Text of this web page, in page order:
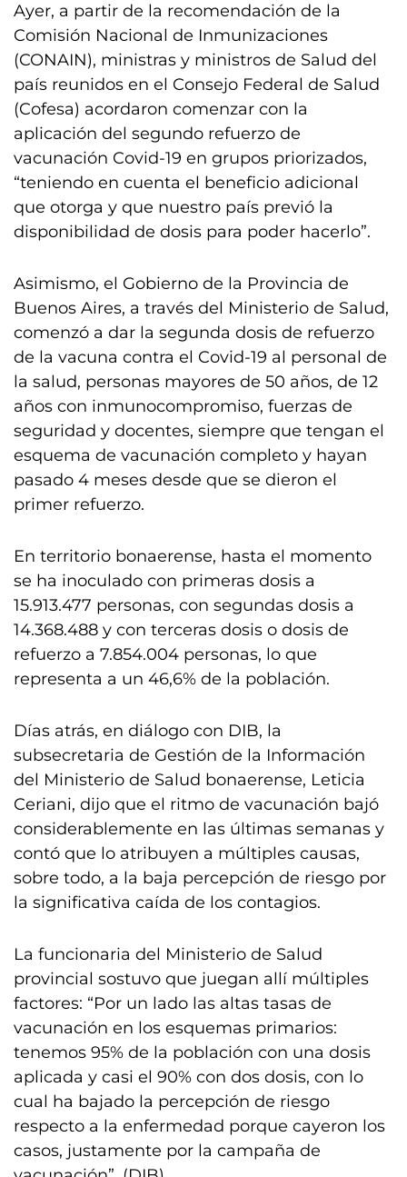
Ayer, a partir de la recomendación de la
Comisión Nacional de Inmunizaciones
(CONAIN), ministras y ministros de Salud del
país reunidos en el Consejo Federal de Salud
(Cofesa) acordaron comenzar con la
aplicación del segundo refuerzo de
vacunación Covid-19 en grupos priorizados,
“teniendo en cuenta el beneficio adicional
que otorga y que nuestro país previó la
disponibilidad de dosis para poder hacerlo”.
Asimismo, el Gobierno de la Provincia de
Buenos Aires, a través del Ministerio de Salud,
comenzó a dar la segunda dosis de refuerzo
de la vacuna contra el Covid-19 al personal de
la salud, personas mayores de 50 años, de 12
años con inmunocompromiso, fuerzas de
seguridad y docentes, siempre que tengan el
esquema de vacunación completo y hayan
pasado 4 meses desde que se dieron el
primer refuerzo.
En territorio bonaerense, hasta el momento
se ha inoculado con primeras dosis a
15.913.477 personas, con segundas dosis a
14.368.488 y con terceras dosis o dosis de
refuerzo a 7.854.004 personas, lo que
representa a un 46,6% de la población.
Días atrás, en diálogo con DIB, la
subsecretaria de Gestión de la Información
del Ministerio de Salud bonaerense, Leticia
Ceriani, dijo que el ritmo de vacunación bajó
considerablemente en las últimas semanas y
contó que lo atribuyen a múltiples causas,
sobre todo, a la baja percepción de riesgo por
la significativa caída de los contagios.
La funcionaria del Ministerio de Salud
provincial sostuvo que juegan allí múltiples
factores: “Por un lado las altas tasas de
vacunación en los esquemas primarios:
tenemos 95% de la población con una dosis
aplicada y casi el 90% con dos dosis, con lo
cual ha bajado la percepción de riesgo
respecto a la enfermedad porque cayeron los
casos, justamente por la campaña de